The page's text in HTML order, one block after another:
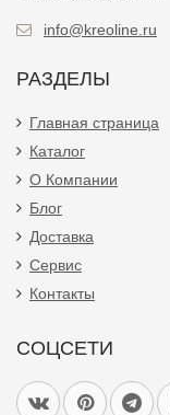
info@kreoline.ru
РАЗДЕЛЫ
Главная страница
Каталог
О Компании
Блог
Доставка
Сервис
Контакты
СОЦСЕТИ